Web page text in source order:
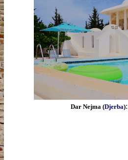
Dar Nejma (Djerba):